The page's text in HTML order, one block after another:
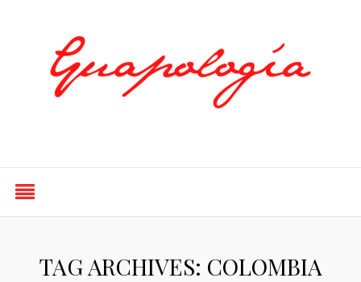
TAG ARCHIVES: COLOMBIA